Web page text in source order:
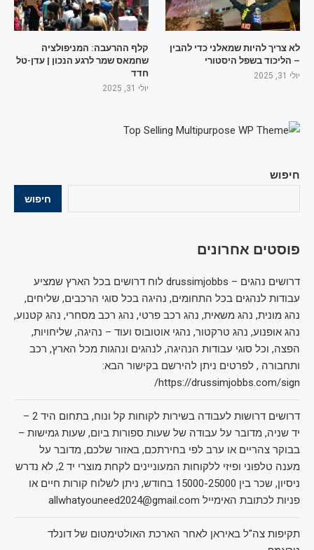
חיפוש
חיפוש
פוסטים אחרונים
דרושים נהגים – drussimjobbs לוח דרושים בכל הארץ שמציע
עבודות לנהגים בכל התחומים, נהיגה בכל סוגי הרכבים, שליחים,
נהג מונית, נהג משאית, נהג רכב פרטי, נהג רכב מסחרי, נהג קטנוע,
נהג אופנוע, נהג טרקטור, נהגי אוטובוס ועוד – נהיגה, שליחויות,
הפצה, וכל סוגי עבודות הנהיגה, לנהגים ונהגות מכל הארץ, רכב
ותחבורה , לפרטים ניתן להירשם בקישור הבא:
https://drussimjobbs.com/sign/
דרושים דרושות לעבודה בשירות לקוחות קל ונוח, בתחום היד 2 –
יד שניה, מדובר על עבודה של שעות ספורות ביום, שעות גמישות –
בבוקר צהריים או ערב לפי בחירתכם, באזור שלכם, מדובר על
מענה טלפוני ופיזי ללקוחות המעוניינים לקחת מוצרי יד 2, לא נדרש
ניסיון, שכר בין 15000-25000 בחודש, ניתן לשלוח קורות חיים או
פניות לכתובת האימייל allwhatyouneed2024@gmail.com
תקיפות צה"ל באיראן לאחר הארכת האולטימטום של דונלד
לא צריך להיות שמאלני כדי להבין
– הליכוד בשפל היסטורי
יולי 31, 2025
קלף ההרעבה: המניפולציה
שחמאס שמר לרגע הנכון | עדן-טל
חדד
יולי 31, 2025